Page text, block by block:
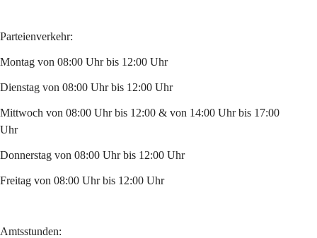
Parteienverkehr:
Montag von 08:00 Uhr bis 12:00 Uhr
Dienstag von 08:00 Uhr bis 12:00 Uhr
Mittwoch von 08:00 Uhr bis 12:00 & von 14:00 Uhr bis 17:00
Uhr
Donnerstag von 08:00 Uhr bis 12:00 Uhr
Freitag von 08:00 Uhr bis 12:00 Uhr
Amtsstunden: